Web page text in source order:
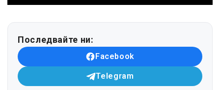
Последвайте ни:
Facebook
Telegram